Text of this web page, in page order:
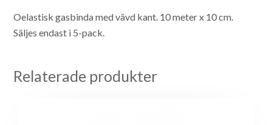
Oelastisk gasbinda med vävd kant. 10 meter x 10 cm.
Säljes endast i 5-pack.
Relaterade produkter